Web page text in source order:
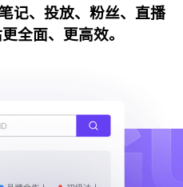
记、投放、粉丝、直播
全面、更高效。